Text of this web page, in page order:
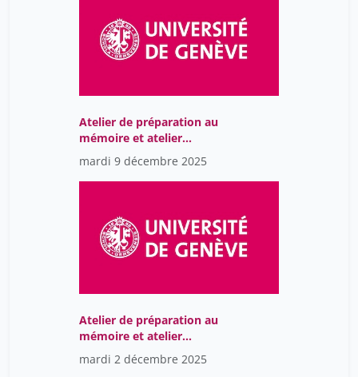
Atelier de préparation au
mémoire et atelier
d'intervention
professionnelle
mardi 9 décembre 2025
Atelier de préparation au
mémoire et atelier
d'intervention
professionnelle
mardi 2 décembre 2025